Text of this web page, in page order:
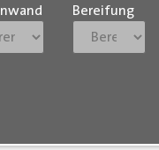
Bereifung